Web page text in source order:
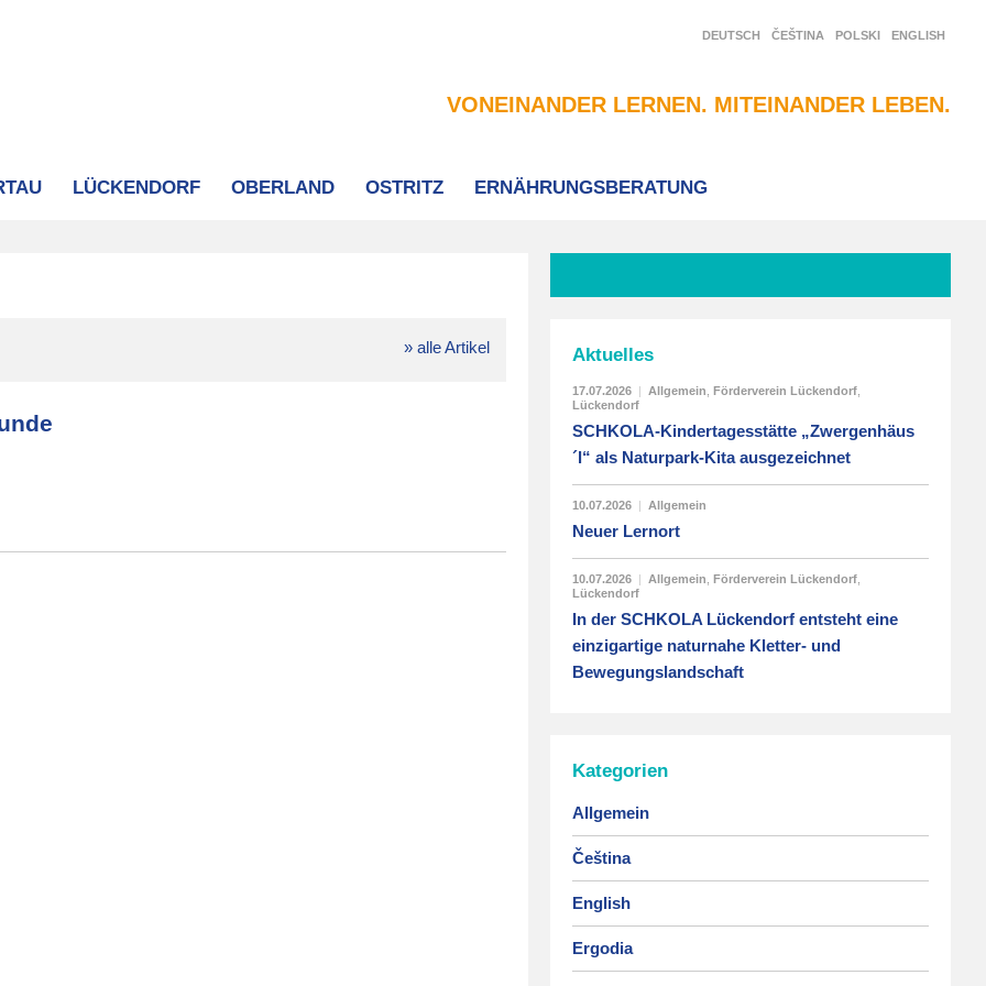
DEUTSCH ČEŠTINA POLSKI ENGLISH
VONEINANDER LERNEN. MITEINANDER LEBEN.
LÜCKENDORF OBERLAND OSTRITZ ERNÄHRUNGSBERATUNG
» alle Artikel Aktuelles
17.07.2026 | Allgemein Förderverein Lückendorf
Lückendorf
SCHKOLA-Kindertagesstätte „Zwergenhäus
´l“ als Naturpark-Kita ausgezeichnet
10.07.2026 | Allgemein
Neuer Lernort
10.07.2026 | Allgemein Förderverein Lückendorf
Lückendorf
In der SCHKOLA Lückendorf entsteht eine
einzigartige naturnahe Kletter- und
Bewegungslandschaft
Kategorien
Allgemein
Čeština
English
Ergodia